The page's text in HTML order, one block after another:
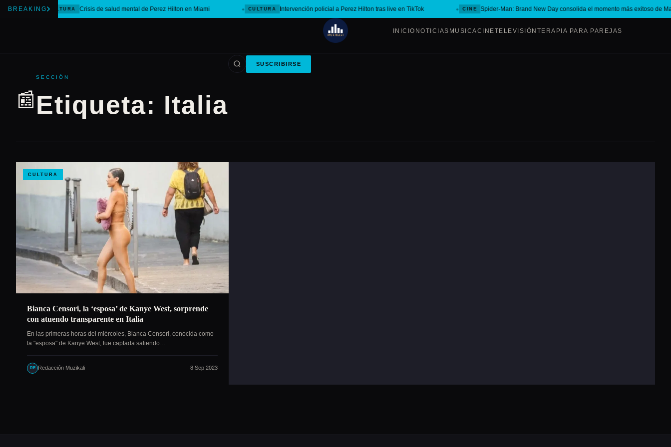
BREAKINGCULTURA Crisis de salud mental de Perez Hilton en Miami CULTURA Intervención policial a Perez Hilton tras live en TikTok CINE Spider-Man: Brand New Day consolida el momento más exitoso de
INICIO NOTICIAS MUSICACINETELEVISIÓN TERAPIA PARA PAREJAS
SUSCRIBIRSE
📰
SECCIÓN
Etiqueta: Italia
CULTURA
Bianca Censori, la ‘esposa’ de Kanye West, sorprende
con atuendo transparente en Italia
En las primeras horas del miércoles, Bianca Censori, conocida como
la "esposa" de Kanye West, fue captada saliendo…
RE Redacción Muzikali 8 Sep 2023